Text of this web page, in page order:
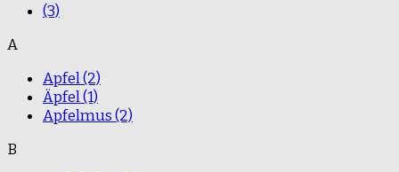
(3)
A
Apfel(2)
Äpfel(1)
Apfelmus(2)
B